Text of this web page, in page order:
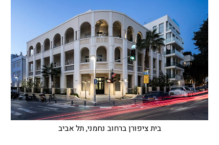
בית ציפורן ברחוב נחמני, תל אביב